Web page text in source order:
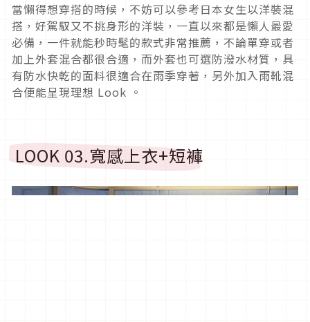
當懶得想穿搭的時候，不妨可以參考日本女生以洋裝混
搭，好駕馭又不挑身形的洋裝，一直以來都是懶人最愛
必備，一件就能秒時髦的款式非常推薦，不論單穿或者
加上外套混合都很合適，而外套也可選防潑水材質，具
有防水快乾的面料很適合在雨季穿著，另外加入雨靴混
合便能呈現理想 Look 。
LOOK 03.寬感上衣+短褲